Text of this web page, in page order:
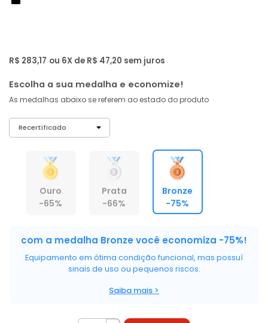
R$ 283,17 ou 6X de R$ 47,20 sem juros
Escolha a sua medalha e economize!
As medalhas abaixo se referem ao estado do produto
Ouro
-65%
Prata
-66%
Bronze
-75%
com a medalha Bronze você economiza -75%!
Equipamento em ótima condição funcional, mas possuí
sinais de uso ou pequenos riscos.
Saiba mais >